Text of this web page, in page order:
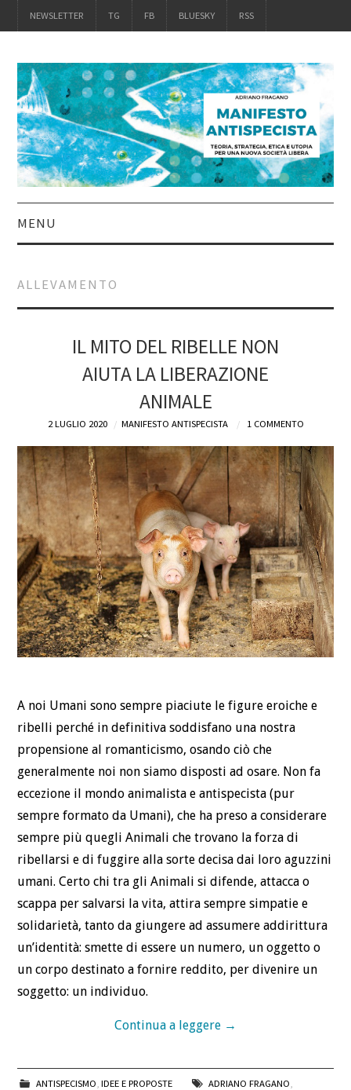
NEWSLETTER TG FB BLUESKY RSS
MENU
ACQUISTALO
DEFINIZIONI
CHI
BLOG
CONTATTI
ALLEVAMENTO
IL MITO DEL RIBELLE NON
AIUTA LA LIBERAZIONE
ANIMALE
2 LUGLIO 2020 MANIFESTO ANTISPECISTA 1 COMMENTO
A noi Umani sono sempre piaciute le figure eroiche e
ribelli perché in definitiva soddisfano una nostra
propensione al romanticismo, osando ciò che
generalmente noi non siamo disposti ad osare. Non fa
eccezione il mondo animalista e antispecista (pur
sempre formato da Umani), che ha preso a considerare
sempre più quegli Animali che trovano la forza di
ribellarsi e di fuggire alla sorte decisa dai loro aguzzini
umani. Certo chi tra gli Animali si difende, attacca o
scappa per salvarsi la vita, attira sempre simpatie e
solidarietà, tanto da giungere ad assumere addirittura
un’identità: smette di essere un numero, un oggetto o
un corpo destinato a fornire reddito, per divenire un
soggetto: un individuo.
Continua a leggere →
ANTISPECISMO IDEE E PROPOSTE ADRIANO FRAGANO